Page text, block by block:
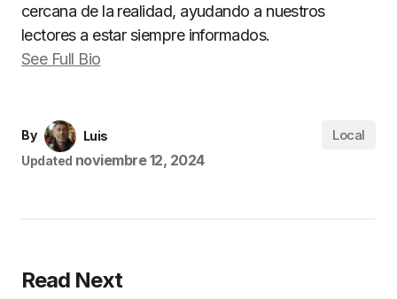
cercana de la realidad, ayudando a nuestros
lectores a estar siempre informados.
See Full Bio
By
Luis
Updated noviembre 12, 2024
Local
Read Next